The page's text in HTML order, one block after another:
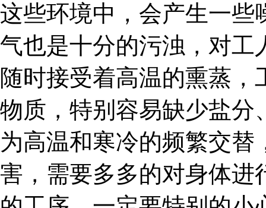
这些环境中，会产生一些
气也是十分的污浊，对工
随时接受着高温的熏蒸
物质，特别容易缺少盐分
为高温和寒冷的频繁交
害，需要多多的对身体进